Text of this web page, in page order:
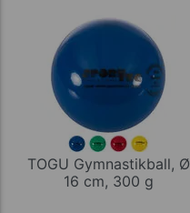
TOGU Gymnastikball, Ø
16 cm, 300 g